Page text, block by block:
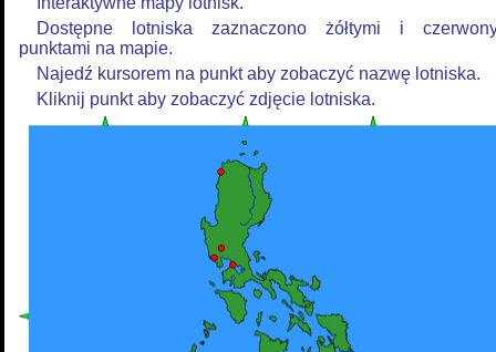
Dostępne lotniska zaznaczono żółtymi i
punktami na mapie.
Najedź kursorem na punkt aby zobaczyć nazwę lotniska.
Kliknij punkt aby zobaczyć zdjęcie lotniska.